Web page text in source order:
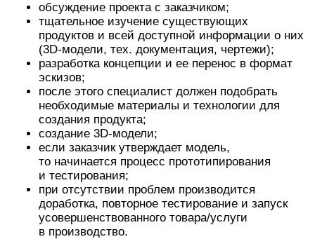
обсуждение проекта с заказчиком;
тщательное изучение существующих
продуктов и всей доступной информации о них
(3D-модели, тех. документация, чертежи);
разработка концепции и ее перенос в формат
эскизов;
после этого специалист должен подобрать
необходимые материалы и технологии для
создания продукта;
создание 3D-модели;
если заказчик утверждает модель,
то начинается процесс прототипирования
и тестирования;
при отсутствии проблем производится
доработка, повторное тестирование и запуск
усовершенствованного товара/услуги
в производство.